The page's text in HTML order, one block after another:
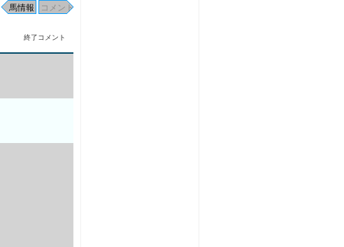
終了コメント